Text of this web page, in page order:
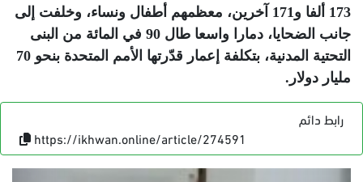
173 ألفا و171 آخرين، معظمهم أطفال ونساء، وخلفت إلى
جانب الضحايا، دمارا واسعا طال 90 في المائة من البنى
التحتية المدنية، بتكلفة إعمار قدّرتها الأمم المتحدة بنحو 70
مليار دولار .
رابط دائم
https://ikhwan.online/article/274591